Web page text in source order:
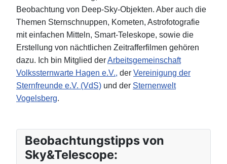
Beobachtung von Deep-Sky-Objekten. Aber auch die
Themen Sternschnuppen, Kometen, Astrofotografie
mit einfachen Mitteln, Smart-Teleskope, sowie die
Erstellung von nächtlichen Zeitrafferfilmen gehören
dazu. Ich bin Mitglied derArbeitsgemeinschaft
Volkssternwarte Hagen e.V., der Vereinigung der
Sternfreunde e.V. (VdS) und der Sternenwelt
Vogelsberg.
Beobachtungstipps von
Sky&Telescope: